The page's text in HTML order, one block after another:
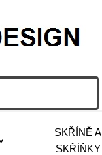
SKŘÍNĚ A
SKŘÍŇKY